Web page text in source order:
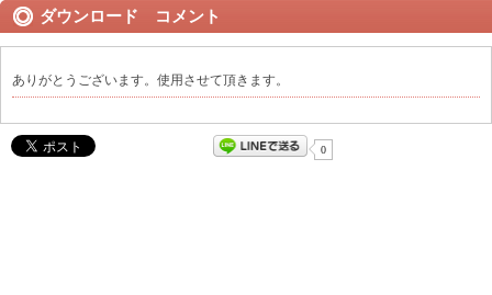
ダウンロード コメント
ありがとうございます。使用させて頂きます。
0